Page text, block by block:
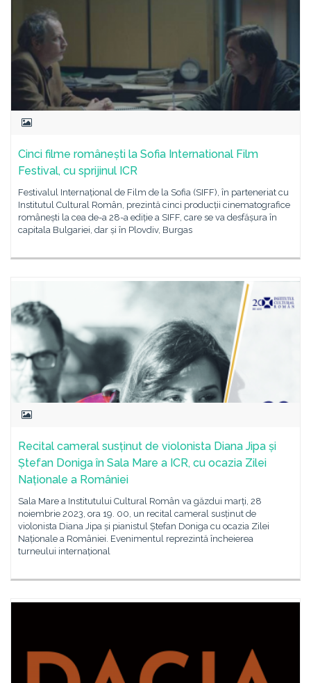
Cinci filme românești la Sofia International Film
Festival, cu sprijinul ICR
Festivalul Internațional de Film de la Sofia (SIFF), în parteneriat cu
Institutul Cultural Român, prezintă cinci producții cinematografice
românești la cea de-a 28-a ediție a SIFF, care se va desfășura în
capitala Bulgariei, dar și în Plovdiv, Burgas
Recital cameral susținut de violonista Diana Jipa și
Ștefan Doniga în Sala Mare a ICR, cu ocazia Zilei
Naționale a României
Sala Mare a Institutului Cultural Român va găzdui marți, 28
noiembrie 2023, ora 19. 00, un recital cameral susținut de
violonista Diana Jipa și pianistul Ștefan Doniga cu ocazia Zilei
Naționale a României. Evenimentul reprezintă încheierea
turneului internațional